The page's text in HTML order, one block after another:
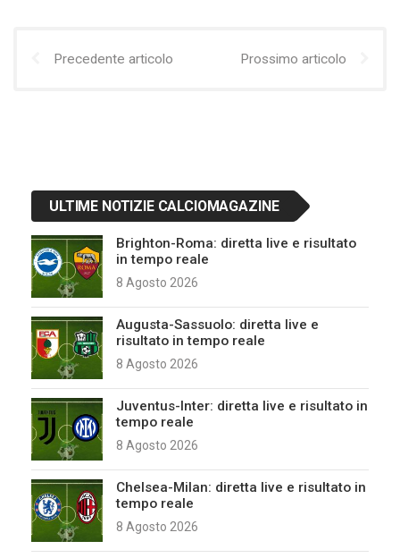
Precedente articolo Prossimo articolo
ULTIME NOTIZIE CALCIOMAGAZINE
Brighton-Roma: diretta live e risultato
in tempo reale
8 Agosto 2026
Augusta-Sassuolo: diretta live e
risultato in tempo reale
8 Agosto 2026
Juventus-Inter: diretta live e risultato in
tempo reale
8 Agosto 2026
Chelsea-Milan: diretta live e risultato in
tempo reale
8 Agosto 2026